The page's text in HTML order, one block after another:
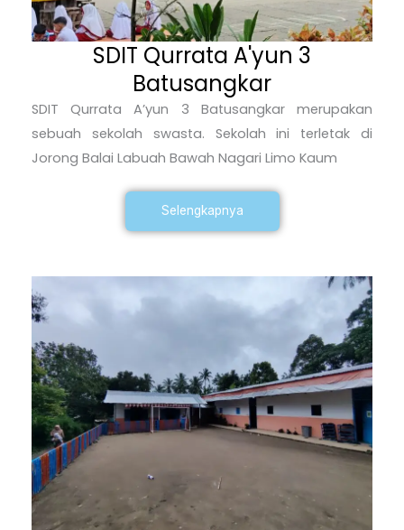
SDIT Qurrata A'yun 3
Batusangkar
SDIT Qurrata A’yun 3 Batusangkar merupakan
sebuah sekolah swasta. Sekolah ini terletak di
Jorong Balai Labuah Bawah Nagari Limo Kaum
Selengkapnya